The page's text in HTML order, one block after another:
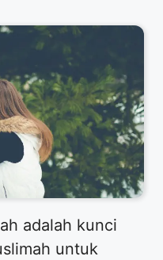
adalah kunci
untuk